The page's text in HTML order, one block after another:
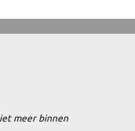
meer binnen